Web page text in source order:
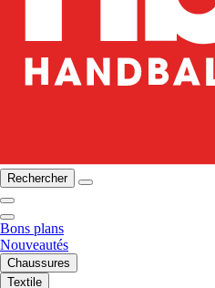
Rechercher
Bons plans
Nouveautés
Chaussures
Textile